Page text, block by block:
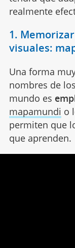
realmente
1.
visuales:
Una forma
nombres de
mundo es
mapamundi o
permiten que
que aprenden.